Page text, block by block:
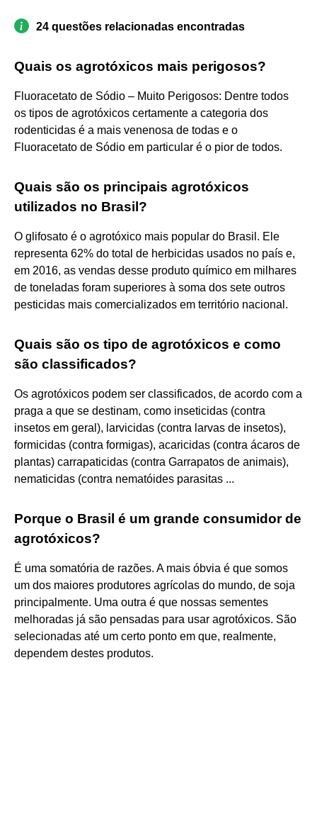
24 questões relacionadas encontradas
Quais os agrotóxicos mais perigosos?
Fluoracetato de Sódio – Muito Perigosos: Dentre todos
os tipos de agrotóxicos certamente a categoria dos
rodenticidas é a mais venenosa de todas e o
Fluoracetato de Sódio em particular é o pior de todos.
Quais são os principais agrotóxicos
utilizados no Brasil?
O glifosato é o agrotóxico mais popular do Brasil. Ele
representa 62% do total de herbicidas usados no país e,
em 2016, as vendas desse produto químico em milhares
de toneladas foram superiores à soma dos sete outros
pesticidas mais comercializados em território nacional.
Quais são os tipo de agrotóxicos e como
são classificados?
Os agrotóxicos podem ser classificados, de acordo com a
praga a que se destinam, como inseticidas (contra
insetos em geral), larvicidas (contra larvas de insetos),
formicidas (contra formigas), acaricidas (contra ácaros de
plantas) carrapaticidas (contra Garrapatos de animais),
nematicidas (contra nematóides parasitas ...
Porque o Brasil é um grande consumidor de
agrotóxicos?
É uma somatória de razões. A mais óbvia é que somos
um dos maiores produtores agrícolas do mundo, de soja
principalmente. Uma outra é que nossas sementes
melhoradas já são pensadas para usar agrotóxicos. São
selecionadas até um certo ponto em que, realmente,
dependem destes produtos.